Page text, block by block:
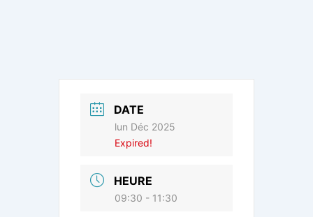
DATE
lun Déc 2025
Expired!
HEURE
09:30 - 11:30